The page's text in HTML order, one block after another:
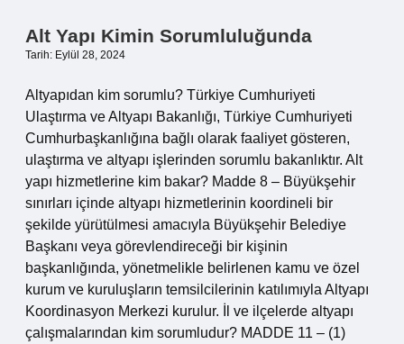
Alt Yapı Kimin Sorumluluğunda
Tarih: Eylül 28, 2024
Altyapıdan kim sorumlu? Türkiye Cumhuriyeti
Ulaştırma ve Altyapı Bakanlığı, Türkiye Cumhuriyeti
Cumhurbaşkanlığına bağlı olarak faaliyet gösteren,
ulaştırma ve altyapı işlerinden sorumlu bakanlıktır. Alt
yapı hizmetlerine kim bakar? Madde 8 – Büyükşehir
sınırları içinde altyapı hizmetlerinin koordineli bir
şekilde yürütülmesi amacıyla Büyükşehir Belediye
Başkanı veya görevlendireceği bir kişinin
başkanlığında, yönetmelikle belirlenen kamu ve özel
kurum ve kuruluşların temsilcilerinin katılımıyla Altyapı
Koordinasyon Merkezi kurulur. İl ve ilçelerde altyapı
çalışmalarından kim sorumludur? MADDE 11 – (1)